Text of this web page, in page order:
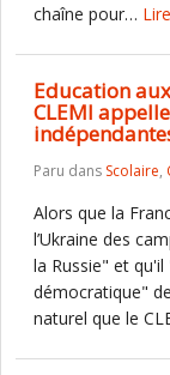
chaîne pour…
Education
CLEMI
Paru dans Scolaire,
Alors que la
l’Ukraine des
la Russie" et
démocratique"
naturel que le